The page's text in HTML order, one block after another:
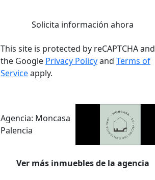
Solicita información ahora
This site is protected by reCAPTCHA and
the Google Privacy Policyand Terms of
Serviceapply.
Agencia: Moncasa
Palencia
Ver más inmuebles de la agencia